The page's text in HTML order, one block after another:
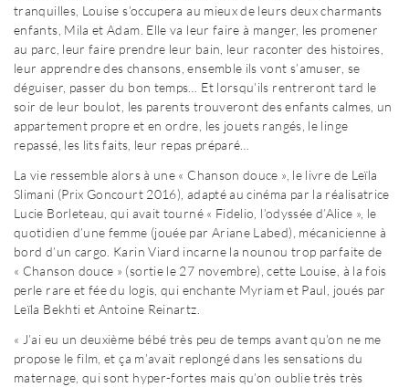
tranquilles, Louise s’occupera au mieux de leurs deux charmants
enfants, Mila et Adam. Elle va leur faire à manger, les promener
au parc, leur faire prendre leur bain, leur raconter des histoires,
leur apprendre des chansons, ensemble ils vont s’amuser, se
déguiser, passer du bon temps… Et lorsqu’ils rentreront tard le
soir de leur boulot, les parents trouveront des enfants calmes, un
appartement propre et en ordre, les jouets rangés, le linge
repassé, les lits faits, leur repas préparé…
La vie ressemble alors à une « Chanson douce », le livre de Leïla
Slimani (Prix Goncourt 2016), adapté au cinéma par la réalisatrice
Lucie Borleteau, qui avait tourné « Fidelio, l’odyssée d’Alice », le
quotidien d’une femme (jouée par Ariane Labed), mécanicienne à
bord d’un cargo. Karin Viard incarne la nounou trop parfaite de
« Chanson douce » (sortie le 27 novembre), cette Louise, à la fois
perle rare et fée du logis, qui enchante Myriam et Paul, joués par
Leïla Bekhti et Antoine Reinartz.
« J’ai eu un deuxième bébé très peu de temps avant qu’on ne me
propose le film, et ça m’avait replongé dans les sensations du
maternage, qui sont hyper-fortes mais qu’on oublie très très